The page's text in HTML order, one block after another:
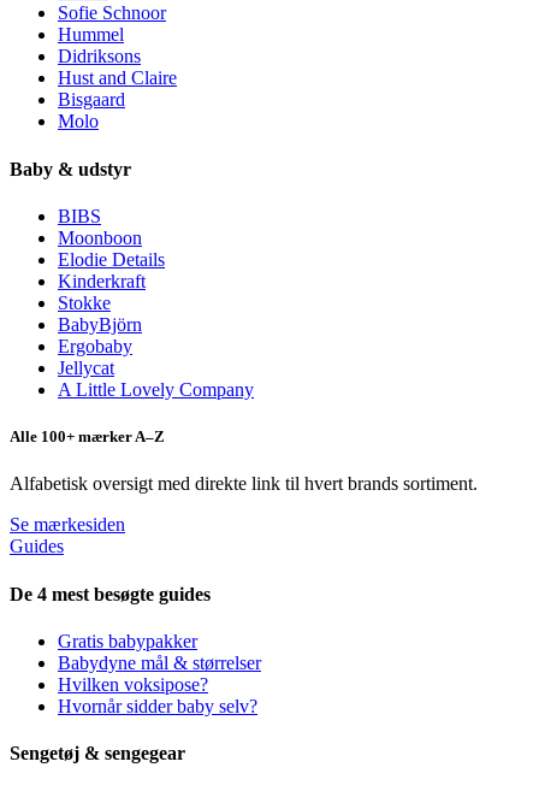
Sofie Schnoor
Hummel
Didriksons
Hust and Claire
Bisgaard
Molo
Baby & udstyr
BIBS
Moonboon
Elodie Details
Kinderkraft
Stokke
BabyBjörn
Ergobaby
Jellycat
A Little Lovely Company
Alle 100+ mærker A–Z
Alfabetisk oversigt med direkte link til hvert brands sortiment.
Se mærkesiden
Guides
De 4 mest besøgte guides
Gratis babypakker
Babydyne mål & størrelser
Hvilken voksipose?
Hvornår sidder baby selv?
Sengetøj & sengegear